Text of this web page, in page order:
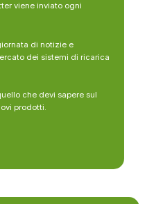
viene inviato ogni
di notizie e
dei sistemi di ricarica
che devi sapere sul
prodotti.